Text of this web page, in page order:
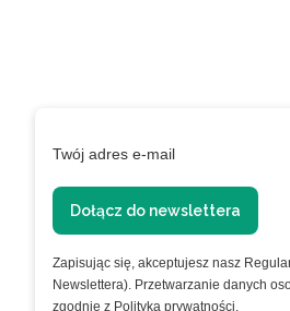
Twój adres e-mail
Dołącz do newslettera
Zapisując się, akceptujesz nasz
Newslettera). Przetwarzanie danych
zgodnie z Polityką prywatności.